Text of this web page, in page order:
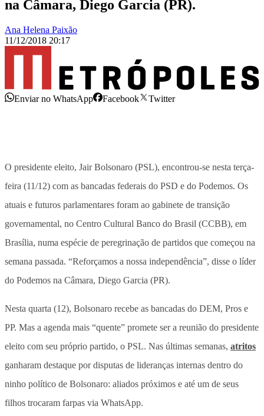
na Câmara, Diego Garcia (PR).
Ana Helena Paixão
11/12/2018 20:17
Enviar no WhatsApp Facebook Twitter
O presidente eleito, Jair Bolsonaro (PSL), encontrou-se nesta terça-
feira (11/12) com as bancadas federais do PSD e do Podemos. Os
atuais e futuros parlamentares foram ao gabinete de transição
governamental, no Centro Cultural Banco do Brasil (CCBB), em
Brasília, numa espécie de peregrinação de partidos que começou na
semana passada. “Reforçamos a nossa independência”, disse o líder
do Podemos na Câmara, Diego Garcia (PR).
Nesta quarta (12), Bolsonaro recebe as bancadas do DEM, Pros e
PP. Mas a agenda mais “quente” promete ser a reunião do presidente
eleito com seu próprio partido, o PSL. Nas últimas semanas, atritos
ganharam destaque por disputas de lideranças internas dentro do
ninho político de Bolsonaro: aliados próximos e até um de seus
filhos trocaram farpas via WhatsApp.